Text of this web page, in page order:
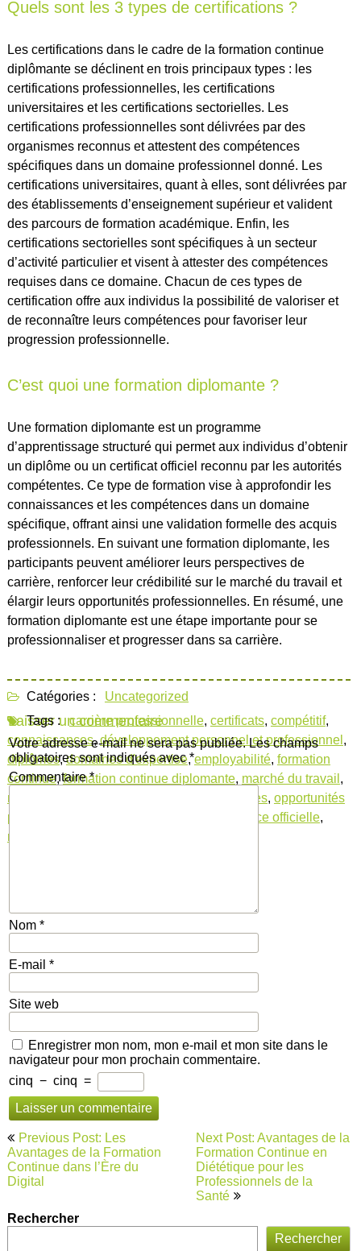
Quels sont les 3 types de certifications ?
Les certifications dans le cadre de la formation continue
diplômante se déclinent en trois principaux types : les
certifications professionnelles, les certifications
universitaires et les certifications sectorielles. Les
certifications professionnelles sont délivrées par des
organismes reconnus et attestent des compétences
spécifiques dans un domaine professionnel donné. Les
certifications universitaires, quant à elles, sont délivrées par
des établissements d’enseignement supérieur et valident
des parcours de formation académique. Enfin, les
certifications sectorielles sont spécifiques à un secteur
d’activité particulier et visent à attester des compétences
requises dans ce domaine. Chacun de ces types de
certification offre aux individus la possibilité de valoriser et
de reconnaître leurs compétences pour favoriser leur
progression professionnelle.
C’est quoi une formation diplomante ?
Une formation diplomante est un programme
d’apprentissage structuré qui permet aux individus d’obtenir
un diplôme ou un certificat officiel reconnu par les autorités
compétentes. Ce type de formation vise à approfondir les
connaissances et les compétences dans un domaine
spécifique, offrant ainsi une validation formelle des acquis
professionnels. En suivant une formation diplomante, les
participants peuvent améliorer leurs perspectives de
carrière, renforcer leur crédibilité sur le marché du travail et
élargir leurs opportunités professionnelles. En résumé, une
formation diplomante est une étape importante pour se
professionnaliser et progresser dans sa carrière.
Catégories :
Uncategorized
Tags : carrière professionnelle, certificats, compétitif,
connaissances,développement personnel et professionnel ,
diplômes,domaines d'expertise,employabilité, formation
continue,formation continue diplomante, marché du travail ,
nouvelles compétences
nouvelles tendances, opportunités
professionnelles
reconnaissance officielle,
réseau professionnel
Laisser un commentaire
Votre adresse e-mail ne sera pas publiée. Les champs
obligatoires sont indiqués avec*
Commentaire*
Nom *
E-mail *
Site web
Enregistrer mon nom, mon e-mail et mon site dans le
navigateur pour mon prochain commentaire.
cinq − cinq =
Navigation
de
l’article
Previous Post: Les
Avantages de la Formation
Continue dans l’Ère du
Digital
Next Post: Avantages de la
Formation Continue en
Diététique pour les
Professionnels de la
Santé
Rechercher
Rechercher